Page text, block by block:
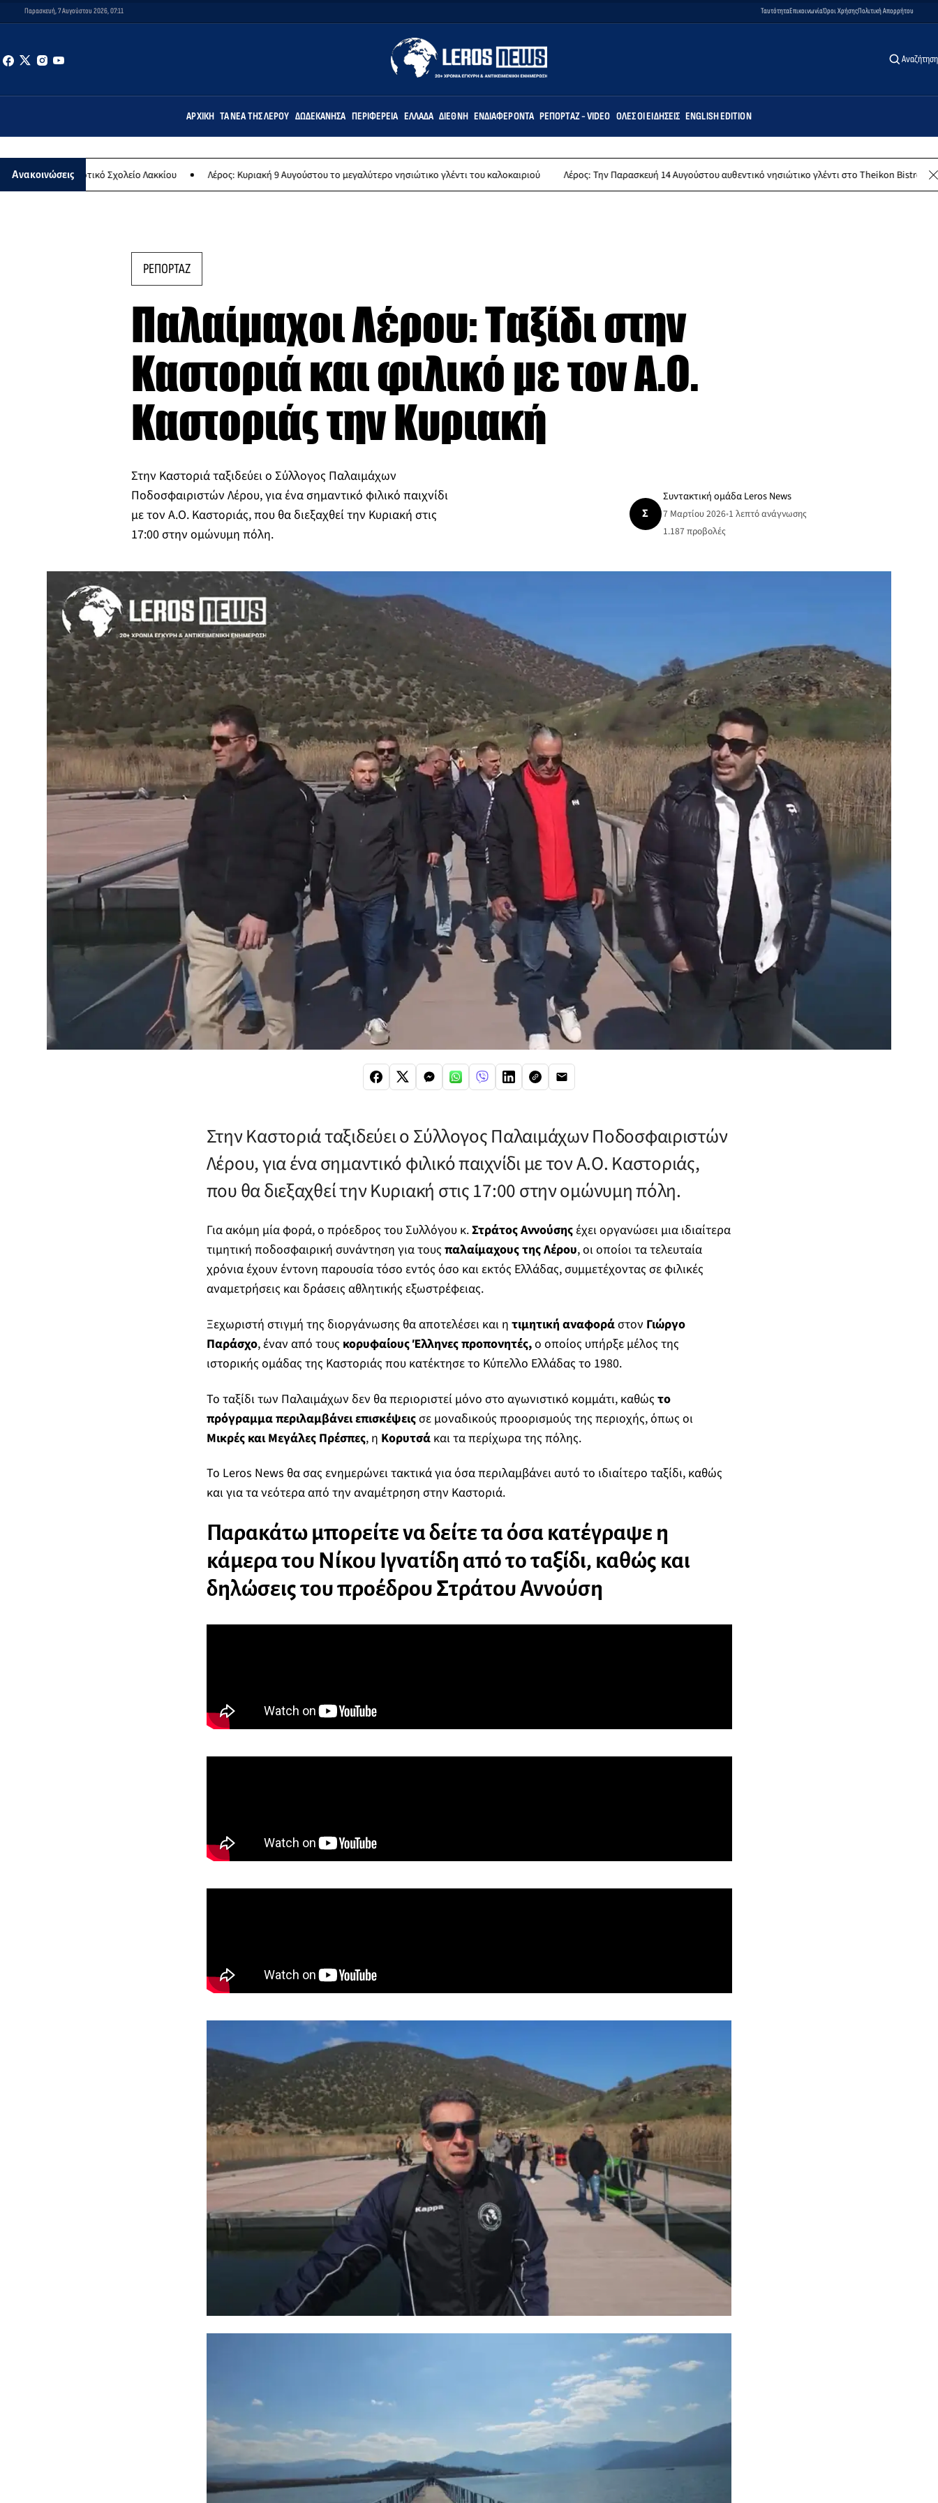
Παρασκευή, 7 Αυγούστου 2026, 07:11 ΤαυτότηταΕπικοινωνίαΌροι ΧρήσηςΠολιτική Απορρήτου
Αναζήτηση
ΑΡΧΙΚΉ ΤΑ ΝΈΑ ΤΗΣ ΛΈΡΟΥ ΔΩΔΕΚΆΝΗΣΑ ΠΕΡΙΦΈΡΕΙΑ ΕΛΛΆΔΑ ΔΙΕΘΝΉ ΕΝΔΙΑΦΈΡΟΝΤΑ ΡΕΠΟΡΤΆΖ - VIDEO ΌΛΕΣ ΟΙ ΕΙΔΉΣΕΙΣ ENGLISH EDITION
Ανακοινώσεις
Σχολείο Λακκίου Λέρος: Κυριακή 9 Αυγούστου το μεγαλύτερο νησιώτικο γλέντι του καλοκαιριού Λέρος: Την Παρασκευή 14 Αυγούστου αυθεντικό νησιώτικο γλέντι στο Theikon Bistro Restaurant!
ΡΕΠΟΡΤΑΖ
Παλαίμαχοι Λέρου: Ταξίδι στην
Καστοριά και φιλικό με τον Α.Ο.
Καστοριάς την Κυριακή
Στην Καστοριά ταξιδεύει ο Σύλλογος Παλαιμάχων
Ποδοσφαιριστών Λέρου, για ένα σημαντικό φιλικό παιχνίδι
με τον Α.Ο. Καστοριάς, που θα διεξαχθεί την Κυριακή στις
17:00 στην ομώνυμη πόλη.
Σ
Συντακτική ομάδα Leros News
7 Μαρτίου 2026•1 λεπτό ανάγνωσης
1.187 προβολές
Στην Καστοριά ταξιδεύει ο Σύλλογος Παλαιμάχων Ποδοσφαιριστών
Λέρου, για ένα σημαντικό φιλικό παιχνίδι με τον Α.Ο. Καστοριάς,
που θα διεξαχθεί την Κυριακή στις 17:00 στην ομώνυμη πόλη.
Για ακόμη μία φορά, ο πρόεδρος του Συλλόγου κ.Στράτος Αννούσηςέχει οργανώσει μια ιδιαίτερα
τιμητική ποδοσφαιρική συνάντηση για τους παλαίμαχους της Λέρου, οι οποίοι τα τελευταία
χρόνια έχουν έντονη παρουσία τόσο εντός όσο και εκτός Ελλάδας, συμμετέχοντας σε φιλικές
αναμετρήσεις και δράσεις αθλητικής εξωστρέφειας.
Ξεχωριστή στιγμή της διοργάνωσης θα αποτελέσει και η τιμητική αναφοράστον Γιώργο
Παράσχο, έναν από τους κορυφαίους Έλληνες προπονητές,ο οποίος υπήρξε μέλος της
ιστορικής ομάδας της Καστοριάς που κατέκτησε το Κύπελλο Ελλάδας το 1980.
Το ταξίδι των Παλαιμάχων δεν θα περιοριστεί μόνο στο αγωνιστικό κομμάτι, καθώς το
πρόγραμμα περιλαμβάνει επισκέψειςσε μοναδικούς προορισμούς της περιοχής, όπως οι
Μικρές και Μεγάλες Πρέσπες, η Κορυτσάκαι τα περίχωρα της πόλης.
Το Leros News θα σας ενημερώνει τακτικά για όσα περιλαμβάνει αυτό το ιδιαίτερο ταξίδι, καθώς
και για τα νεότερα από την αναμέτρηση στην Καστοριά.
Παρακάτω μπορείτε να δείτε τα όσα κατέγραψε η
κάμερα του Νίκου Ιγνατίδη από το ταξίδι, καθώς και
δηλώσεις του προέδρου Στράτου Αννούση